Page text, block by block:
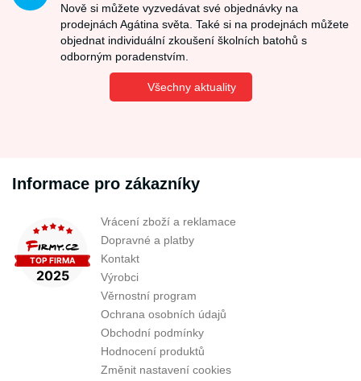
Nově si můžete vyzvedávat své objednávky na
prodejnách Agátina světa. Také si na prodejnách můžete
objednat individuální zkoušení školních batohů s
odborným poradenstvím.
Všechny aktuality
Informace pro zákazníky
Vrácení zboží a reklamace
Dopravné a platby
Kontakt
Výrobci
Věrnostní program
Ochrana osobních údajů
Obchodní podmínky
Hodnocení produktů
Změnit nastavení cookies